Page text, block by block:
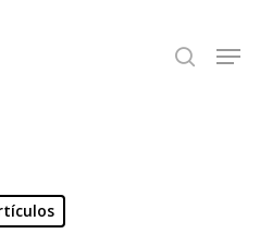
search
Close